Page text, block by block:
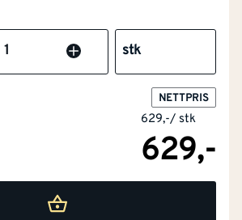
stk
NETTPRIS
629,-/ stk
629,-